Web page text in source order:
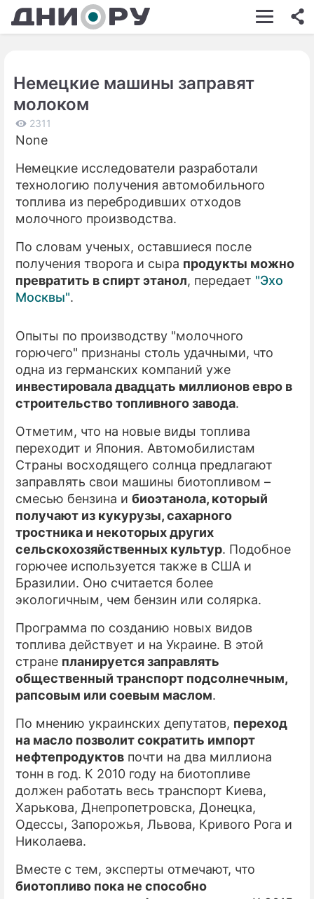
ШОУ-БИЗНЕС
КИНО
ЭКОНОМИКА
ПРОИСШЕСТВИЯ
СЕРИАЛЫ
ПРЕСС-РЕЛИЗЫ
О ПРОЕКТЕ
Немецкие машины заправят
молоком
2311
None
Немецкие исследователи разработали
технологию получения автомобильного
топлива из перебродивших отходов
молочного производства.
По словам ученых, оставшиеся после
получения творога и сыра продукты можно
превратить в спирт этанол, передает "Эхо
Москвы".
Опыты по производству "молочного
горючего" признаны столь удачными, что
одна из германских компаний уже
инвестировала двадцать миллионов евро в
строительство топливного завода.
Отметим, что на новые виды топлива
переходит и Япония. Автомобилистам
Страны восходящего солнца предлагают
заправлять свои машины биотопливом –
смесью бензина и биоэтанола, который
получают из кукурузы, сахарного
тростника и некоторых других
сельскохозяйственных культур. Подобное
горючее используется также в США и
Бразилии. Оно считается более
экологичным, чем бензин или солярка.
Программа по созданию новых видов
топлива действует и на Украине. В этой
стране планируется заправлять
общественный транспорт подсолнечным,
рапсовым или соевым маслом.
По мнению украинских депутатов, переход
на масло позволит сократить импорт
нефтепродуктов почти на два миллиона
тонн в год. К 2010 году на биотопливе
должен работать весь транспорт Киева,
Харькова, Днепропетровска, Донецка,
Одессы, Запорожья, Львова, Кривого Рога и
Николаева.
Вместе с тем, эксперты отмечают, что
биотопливо пока не способно